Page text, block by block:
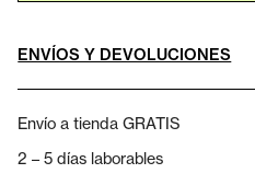
ENVÍOS Y DEVOLUCIONES
Envío a tienda GRATIS
2 – 5 días laborables